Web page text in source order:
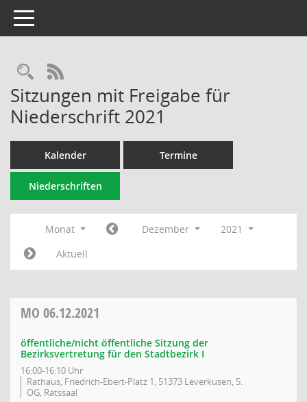
Toggle navigation
Rechercheauswahl
RSS-Feed
Sitzungen mit Freigabe für
Niederschrift 2021
Kalender Termine
Niederschriften
Monat Dezember
2021
Aktuell
MO 06.12.2021
öffentliche/nicht öffentliche Sitzung der
Bezirksvertretung für den Stadtbezirk I
16:00-16:10 Uhr
Rathaus, Friedrich-Ebert-Platz 1, 51373 Leverkusen, 5.
OG, Ratssaal